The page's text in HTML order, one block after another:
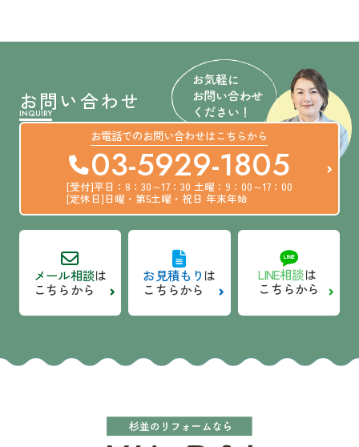
お問い合わせ
INQUIRY
お電話でのお問い合わせはこちらから
03-5929-1805
[受付]平日：8：30～17：30 土曜：9：00～17：00
[定休日]日曜・第5土曜・祝日 年末年始
メール相談は
こちらから
お見積もり は
こちらから
LINE相談は
こちらから